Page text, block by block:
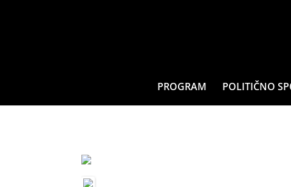
PROGRAM POLITIČNO